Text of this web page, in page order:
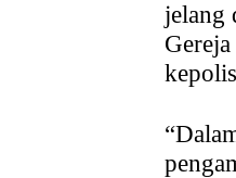
jelang